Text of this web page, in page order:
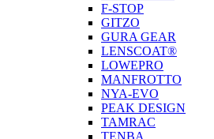
F-STOP
GITZO
GURA GEAR
LENSCOAT®
LOWEPRO
MANFROTTO
NYA-EVO
PEAK DESIGN
TAMRAC
TENBA